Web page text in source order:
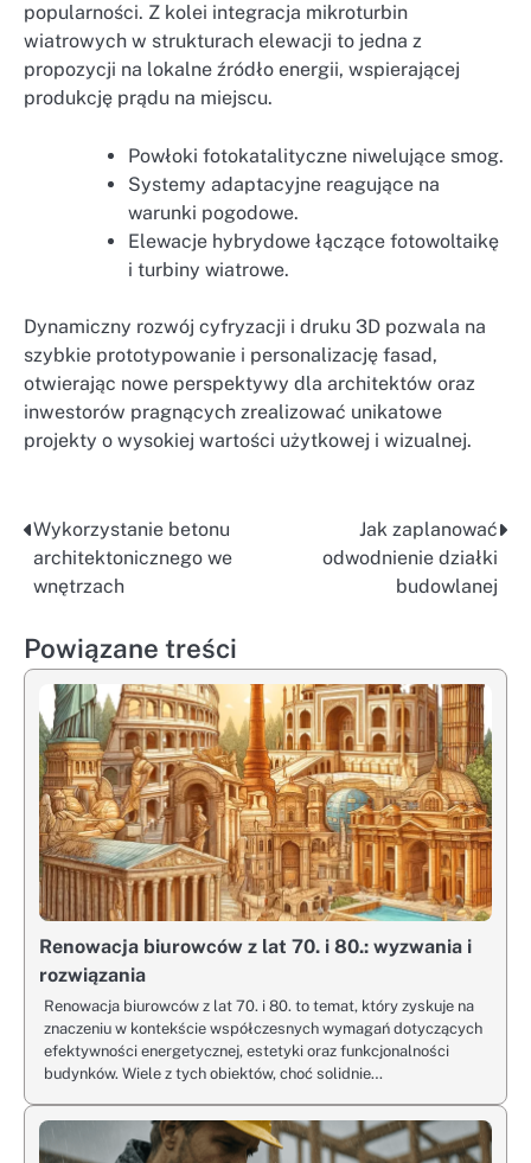
popularności. Z kolei integracja mikroturbin
wiatrowych w strukturach elewacji to jedna z
propozycji na lokalne źródło energii, wspierającej
produkcję prądu na miejscu.
Powłoki fotokatalityczne niwelujące smog.
Systemy adaptacyjne reagujące na
warunki pogodowe.
Elewacje hybrydowe łączące fotowoltaikę
i turbiny wiatrowe.
Dynamiczny rozwój cyfryzacji i druku 3D pozwala na
szybkie prototypowanie i personalizację fasad,
otwierając nowe perspektywy dla architektów oraz
inwestorów pragnących zrealizować unikatowe
projekty o wysokiej wartości użytkowej i wizualnej.
Nawigacja
wpisu
Wykorzystanie betonu
architektonicznego we
wnętrzach
Jak zaplanować
odwodnienie działki
budowlanej
Powiązane treści
Renowacja biurowców z lat 70. i 80.: wyzwania i
rozwiązania
Renowacja biurowców z lat 70. i 80. to temat, który zyskuje na
znaczeniu w kontekście współczesnych wymagań dotyczących
efektywności energetycznej, estetyki oraz funkcjonalności
budynków. Wiele z tych obiektów, choć solidnie…